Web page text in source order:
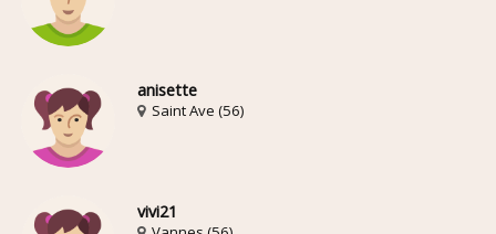
anisette
Saint Ave (56)
vivi21